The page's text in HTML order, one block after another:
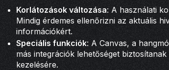
Korlátozások változása: A használati
Mindig érdemes ellenőrizni az aktuális
információkért.
Speciális funkciók: A Canvas, a
más integrációk lehetőséget
kezelésére.